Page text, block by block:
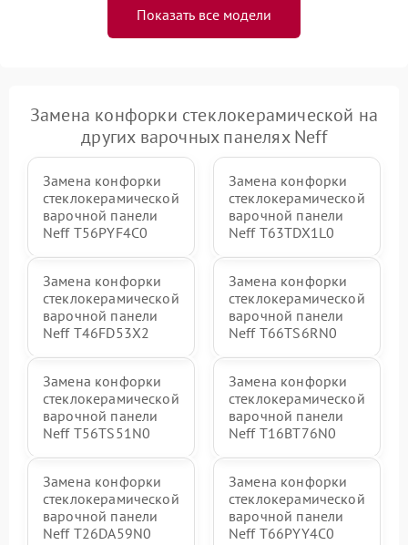
Показать все модели
Замена конфорки стеклокерамической на
других варочных панелях Neff
Замена конфорки
стеклокерамической
варочной панели
Neff T56PYF4C0
Замена конфорки
стеклокерамической
варочной панели
Neff T63TDX1L0
Замена конфорки
стеклокерамической
варочной панели
Neff T46FD53X2
Замена конфорки
стеклокерамической
варочной панели
Neff T66TS6RN0
Замена конфорки
стеклокерамической
варочной панели
Neff T56TS51N0
Замена конфорки
стеклокерамической
варочной панели
Neff T16BT76N0
Замена конфорки
стеклокерамической
варочной панели
Neff T26DA59N0
Замена конфорки
стеклокерамической
варочной панели
Neff T66PYY4C0